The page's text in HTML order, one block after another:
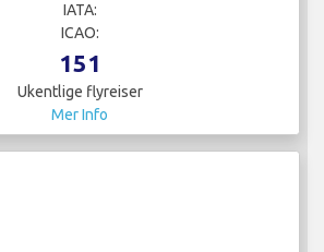
IATA:
ICAO:
151
Ukentlige flyreiser
Mer Info